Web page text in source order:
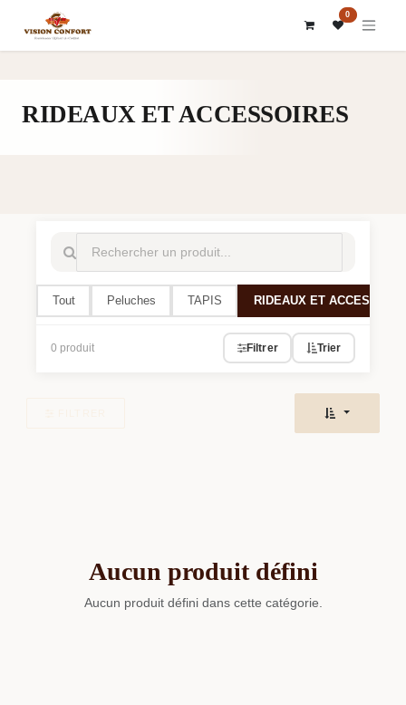
0
RIDEAUX ET ACCESSOIRES
Tout Peluches TAPIS RIDEAUX ET
0 produit Filtrer Trier
Aucun produit défini
Aucun produit défini dans cette catégorie.